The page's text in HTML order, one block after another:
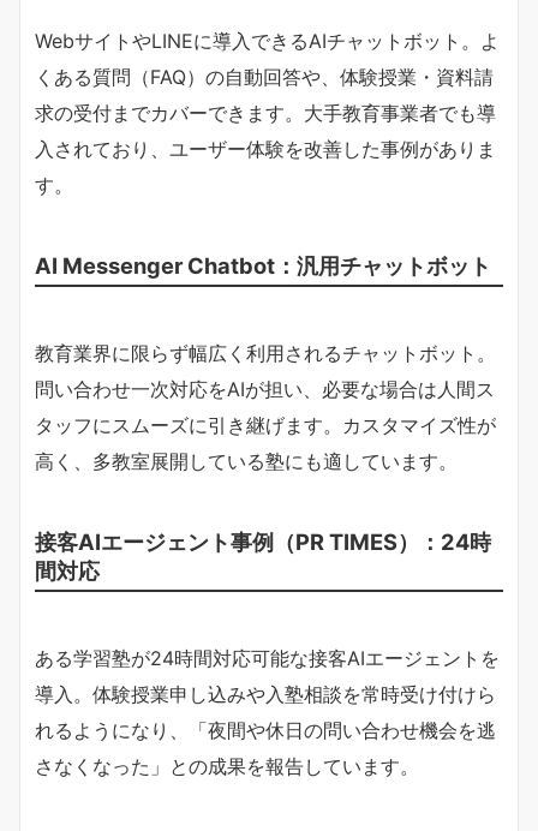
WebサイトやLINEに導入できるAIチャットボット。よ
くある質問（FAQ）の自動回答や、体験授業・資料請
求の受付までカバーできます。大手教育事業者でも導
入されており、ユーザー体験を改善した事例がありま
す。
AI Messenger Chatbot：汎用チャットボット
教育業界に限らず幅広く利用されるチャットボット。
問い合わせ一次対応をAIが担い、必要な場合は人間ス
タッフにスムーズに引き継げます。カスタマイズ性が
高く、多教室展開している塾にも適しています。
接客AIエージェント事例（PR TIMES）：24時
間対応
ある学習塾が24時間対応可能な接客AIエージェントを
導入。体験授業申し込みや入塾相談を常時受け付けら
れるようになり、「夜間や休日の問い合わせ機会を逃
さなくなった」との成果を報告しています。